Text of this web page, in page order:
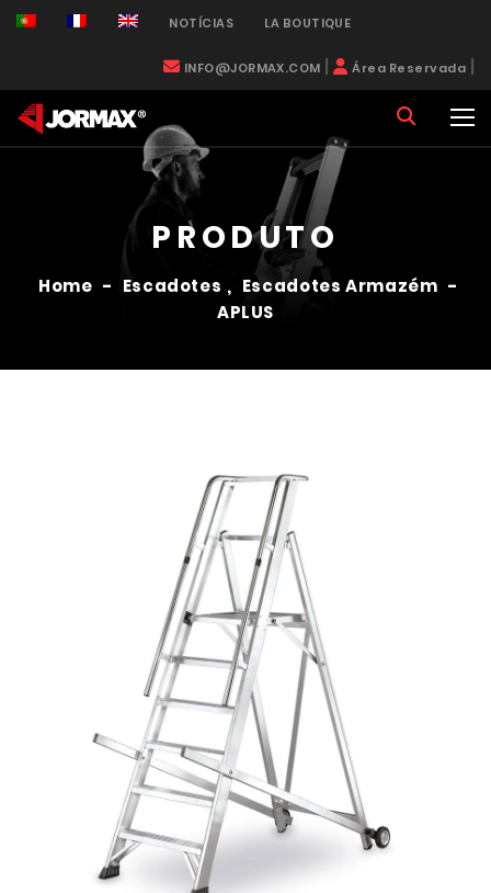
NOTÍCIAS LA BOUTIQUE
INFO@JORMAX.COM | Área Reservada
PRODUTO
Home - Escadotes , Escadotes Armazém -
APLUS